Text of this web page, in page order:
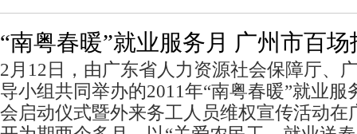
“南粤春暖”就业服务月 广州市百
2月12日，由广东省人力资源社会保障厅、
导小组共同举办的2011年“南粤春暖”就业
会启动仪式暨外来务工人员维权宣传活动在